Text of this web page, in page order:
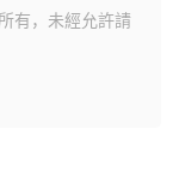
有，未經允許請